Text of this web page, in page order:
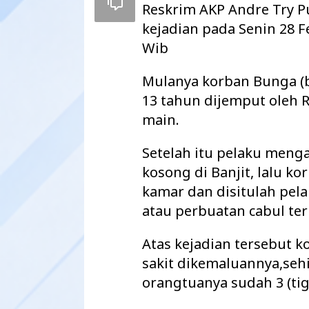
Reskrim AKP Andre Try
kejadian pada Senin 28
Wib
Mulanya korban Bunga
13 tahun dijemput oleh
main.
Setelah itu pelaku
kosong di Banjit, lalu
kamar dan disitulah
atau perbuatan cabul
Atas kejadian tersebut
sakit
orangtuanya sudah 3
Maharatu Soroti
Way Kanan…